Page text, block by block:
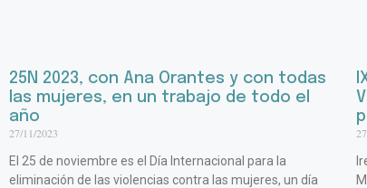
25N 2023, con Ana Orantes y con todas
las mujeres, en un trabajo de todo el
año
27/11/2023
El 25 de noviembre es el Día Internacional para la
eliminación de las violencias contra las mujeres, un día